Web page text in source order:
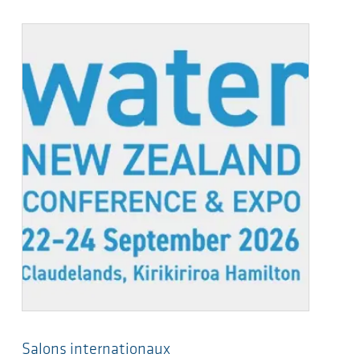
Salons internationaux